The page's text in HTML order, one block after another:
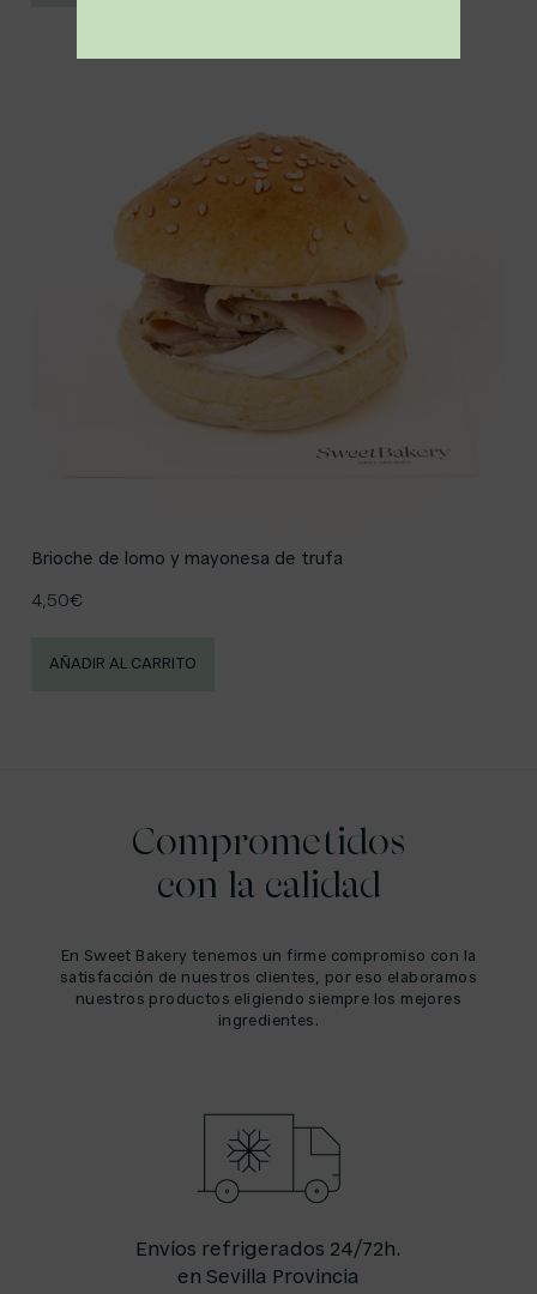
Brioche de lomo y mayonesa de trufa
4,50€
AÑADIR AL CARRITO
Comprometidos
con la calidad
En Sweet Bakery tenemos un firme compromiso con la
satisfacción de nuestros clientes, por eso elaboramos
nuestros productos eligiendo siempre los mejores
ingredientes.
Envíos refrigerados 24/72h.
en Sevilla Provincia